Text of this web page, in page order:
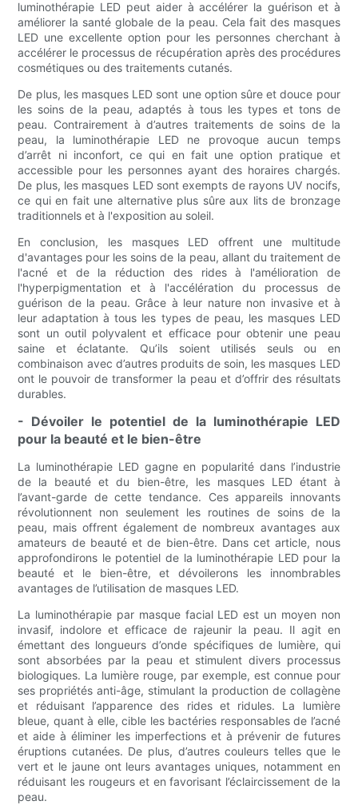
luminothérapie LED peut aider à accélérer la guérison et à
améliorer la santé globale de la peau. Cela fait des masques
LED une excellente option pour les personnes cherchant à
accélérer le processus de récupération après des procédures
cosmétiques ou des traitements cutanés.
De plus, les masques LED sont une option sûre et douce pour
les soins de la peau, adaptés à tous les types et tons de
peau. Contrairement à d’autres traitements de soins de la
peau, la luminothérapie LED ne provoque aucun temps
d’arrêt ni inconfort, ce qui en fait une option pratique et
accessible pour les personnes ayant des horaires chargés.
De plus, les masques LED sont exempts de rayons UV nocifs,
ce qui en fait une alternative plus sûre aux lits de bronzage
traditionnels et à l'exposition au soleil.
En conclusion, les masques LED offrent une multitude
d'avantages pour les soins de la peau, allant du traitement de
l'acné et de la réduction des rides à l'amélioration de
l'hyperpigmentation et à l'accélération du processus de
guérison de la peau. Grâce à leur nature non invasive et à
leur adaptation à tous les types de peau, les masques LED
sont un outil polyvalent et efficace pour obtenir une peau
saine et éclatante. Qu’ils soient utilisés seuls ou en
combinaison avec d’autres produits de soin, les masques LED
ont le pouvoir de transformer la peau et d’offrir des résultats
durables.
- Dévoiler le potentiel de la luminothérapie LED
pour la beauté et le bien-être
La luminothérapie LED gagne en popularité dans l’industrie
de la beauté et du bien-être, les masques LED étant à
l’avant-garde de cette tendance. Ces appareils innovants
révolutionnent non seulement les routines de soins de la
peau, mais offrent également de nombreux avantages aux
amateurs de beauté et de bien-être. Dans cet article, nous
approfondirons le potentiel de la luminothérapie LED pour la
beauté et le bien-être, et dévoilerons les innombrables
avantages de l’utilisation de masques LED.
La luminothérapie par masque facial LED est un moyen non
invasif, indolore et efficace de rajeunir la peau. Il agit en
émettant des longueurs d’onde spécifiques de lumière, qui
sont absorbées par la peau et stimulent divers processus
biologiques. La lumière rouge, par exemple, est connue pour
ses propriétés anti-âge, stimulant la production de collagène
et réduisant l’apparence des rides et ridules. La lumière
bleue, quant à elle, cible les bactéries responsables de l’acné
et aide à éliminer les imperfections et à prévenir de futures
éruptions cutanées. De plus, d’autres couleurs telles que le
vert et le jaune ont leurs avantages uniques, notamment en
réduisant les rougeurs et en favorisant l’éclaircissement de la
peau.